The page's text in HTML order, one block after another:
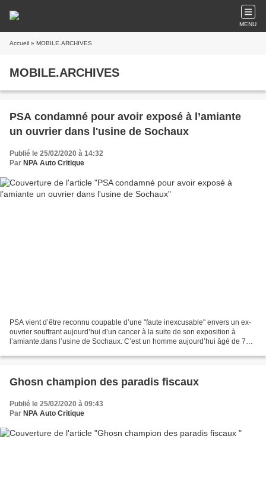
MENU
Accueil » MOBILE.ARCHIVES
MOBILE.ARCHIVES
PSA condamné pour avoir exposé à l’amiante
un ouvrier dans l'usine de Sochaux
Publié le 25/02/2020 à 14:32
Par NPA Auto Critique
PSA vient d’être reconnu coupable d’une "faute inexcusable" envers un ex-
ouvrier souffrant aujourd’hui d’un cancer à la suite de son exposition à
l’amiante.dans l’usine de Sochaux. C’est un homme aujourd’hui âgé de 75
Ghosn champion des paradis fiscaux
Publié le 25/02/2020 à 09:43
Par NPA Auto Critique